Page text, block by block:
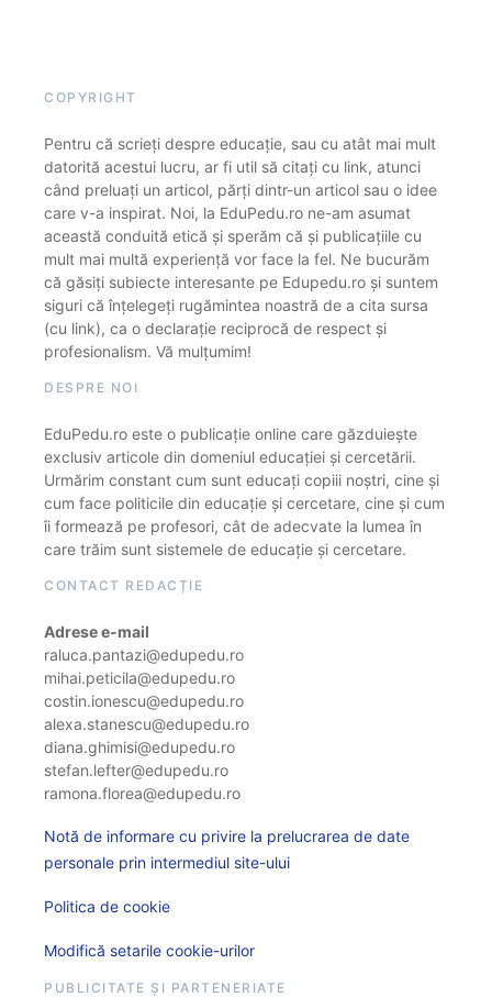
COPYRIGHT
Pentru că scrieți despre educație, sau cu atât mai mult
datorită acestui lucru, ar fi util să citați cu link, atunci
când preluați un articol, părți dintr-un articol sau o idee
care v-a inspirat. Noi, la EduPedu.ro ne-am asumat
această conduită etică și sperăm că și publicațiile cu
mult mai multă experiență vor face la fel. Ne bucurăm
că găsiți subiecte interesante pe Edupedu.ro și suntem
siguri că înțelegeți rugămintea noastră de a cita sursa
(cu link), ca o declarație reciprocă de respect și
profesionalism. Vă mulțumim!
DESPRE NOI
EduPedu.ro este o publicație online care găzduiește
exclusiv articole din domeniul educației și cercetării.
Urmărim constant cum sunt educați copiii noștri, cine și
cum face politicile din educație și cercetare, cine și cum
îi formează pe profesori, cât de adecvate la lumea în
care trăim sunt sistemele de educație și cercetare.
CONTACT REDACȚIE
Adrese e-mail
raluca.pantazi@edupedu.ro
mihai.peticila@edupedu.ro
costin.ionescu@edupedu.ro
alexa.stanescu@edupedu.ro
diana.ghimisi@edupedu.ro
stefan.lefter@edupedu.ro
ramona.florea@edupedu.ro
Notă de informare cu privire la prelucrarea de date
personale prin intermediul site-ului
Politica de cookie
Modifică setarile cookie-urilor
PUBLICITATE ȘI PARTENERIATE